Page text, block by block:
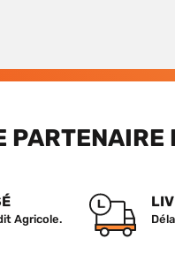
PARTENAIRE
Agricole.